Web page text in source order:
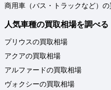
商用車（バス・トラックなど）
人気車種の買取相場を調べる
プリウスの買取相場
アクアの買取相場
アルファードの買取相場
ヴォクシーの買取相場